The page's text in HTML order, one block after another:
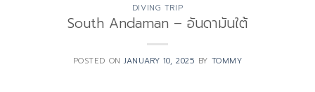
DIVING TRIP
South Andaman – อันดามันใต้
POSTED ONJANUARY 10, 2025 BY TOMMY